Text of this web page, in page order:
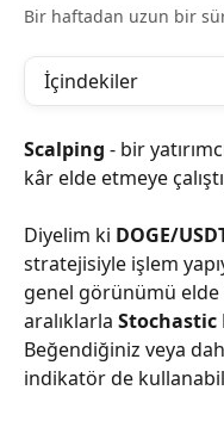
Bir haftadan uzun bir
İçindekiler
Scalping - bir
kâr elde etmeye
Diyelim ki DOGE/
stratejisiyle işlem
genel görünümü elde
aralıklarla Stochastic
Beğendiğiniz veya
indikatör de